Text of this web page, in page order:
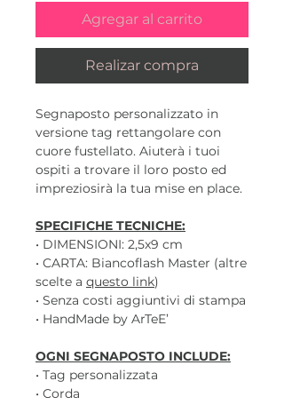
Agregar al carrito
Realizar compra
Segnaposto personalizzato in
versione tag rettangolare con
cuore fustellato. Aiuterà i tuoi
ospiti a trovare il loro posto ed
impreziosirà la tua mise en place.
SPECIFICHE TECNICHE:
• DIMENSIONI: 2,5x9 cm
• CARTA: Biancoflash Master (altre
scelte a questo link)
• Senza costi aggiuntivi di stampa
• HandMade by ArTeE’
OGNI SEGNAPOSTO INCLUDE:
• Tag personalizzata
• Corda